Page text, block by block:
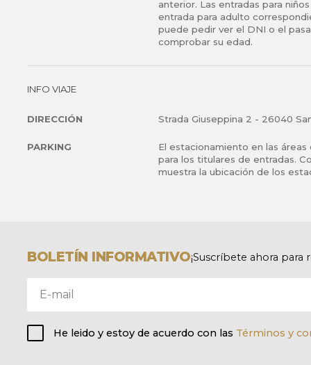
anterior. Las entradas para
entrada para adulto
puede pedir ver el DNI o el
comprobar su edad.
INFO VIAJE
DIRECCIÓN Strada Giuseppina 2 - 26040
PARKING
El estacionamiento en las
para los titulares de entradas.
muestra la ubicación de los
BOLETÍN INFORMATIVO¡Suscríbete ahora
He leido y estoy de acuerdo con las Términos y